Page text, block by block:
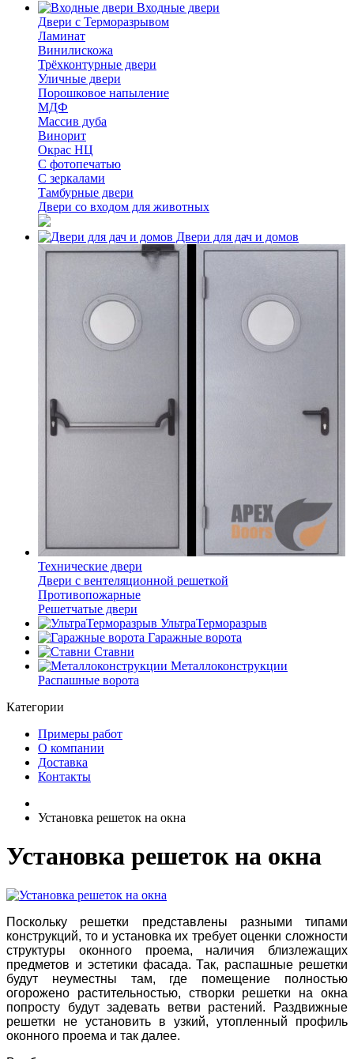
Входные двери
Двери с Терморазрывом
Ламинат
Винилискожа
Трёхконтурные двери
Уличные двери
Порошковое напыление
МДФ
Массив дуба
Винорит
Окрас НЦ
С фотопечатью
С зеркалами
Тамбурные двери
Двери со входом для животных
Двери для дач и домов
Технические двери
Двери с вентеляционной решеткой
Противопожарные
Решетчатые двери
УльтраТерморазрыв
Гаражные ворота
Ставни
Металлоконструкции
Распашные ворота
Категории
Примеры работ
О компании
Доставка
Контакты
Установка решеток на окна
Установка решеток на окна
Поскольку решетки представлены разными типами
конструкций, то и установка их требует оценки сложности
структуры оконного проема, наличия близлежащих
предметов и эстетики фасада. Так, распашные решетки
будут неуместны там, где помещение полностью
огорожено растительностью, створки решетки на окна
попросту будут задевать ветви растений. Раздвижные
решетки не установить в узкий, утопленный профиль
оконного проема и так далее.